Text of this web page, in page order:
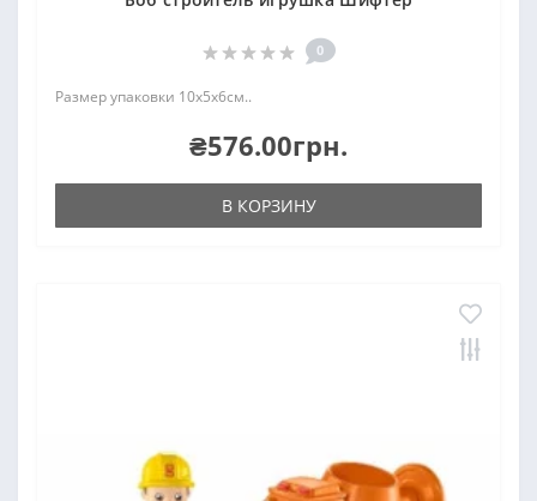
0
Размер упаковки 10х5х6см..
₴576.00грн.
В КОРЗИНУ